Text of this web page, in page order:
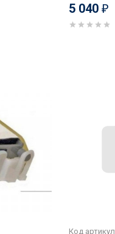
5 040 ₽
Код